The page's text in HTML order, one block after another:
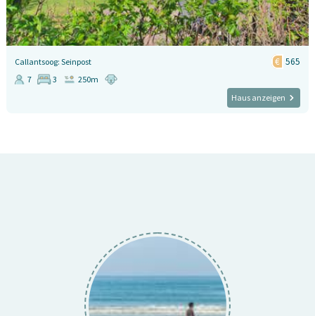
Callantsoog: Seinpost 565
7 3
250m
Haus anzeigen